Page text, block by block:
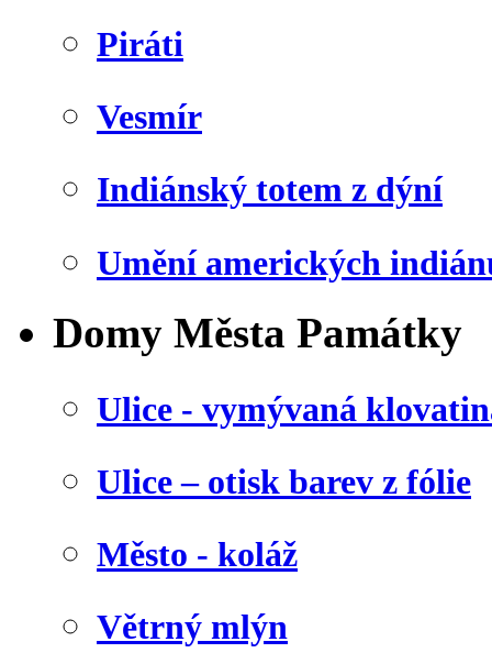
Piráti
Vesmír
Indiánský totem z dýní
Umění amerických
Domy Města Památky
Ulice - vymývaná
Ulice – otisk barev z fólie
Město - koláž
Větrný mlýn